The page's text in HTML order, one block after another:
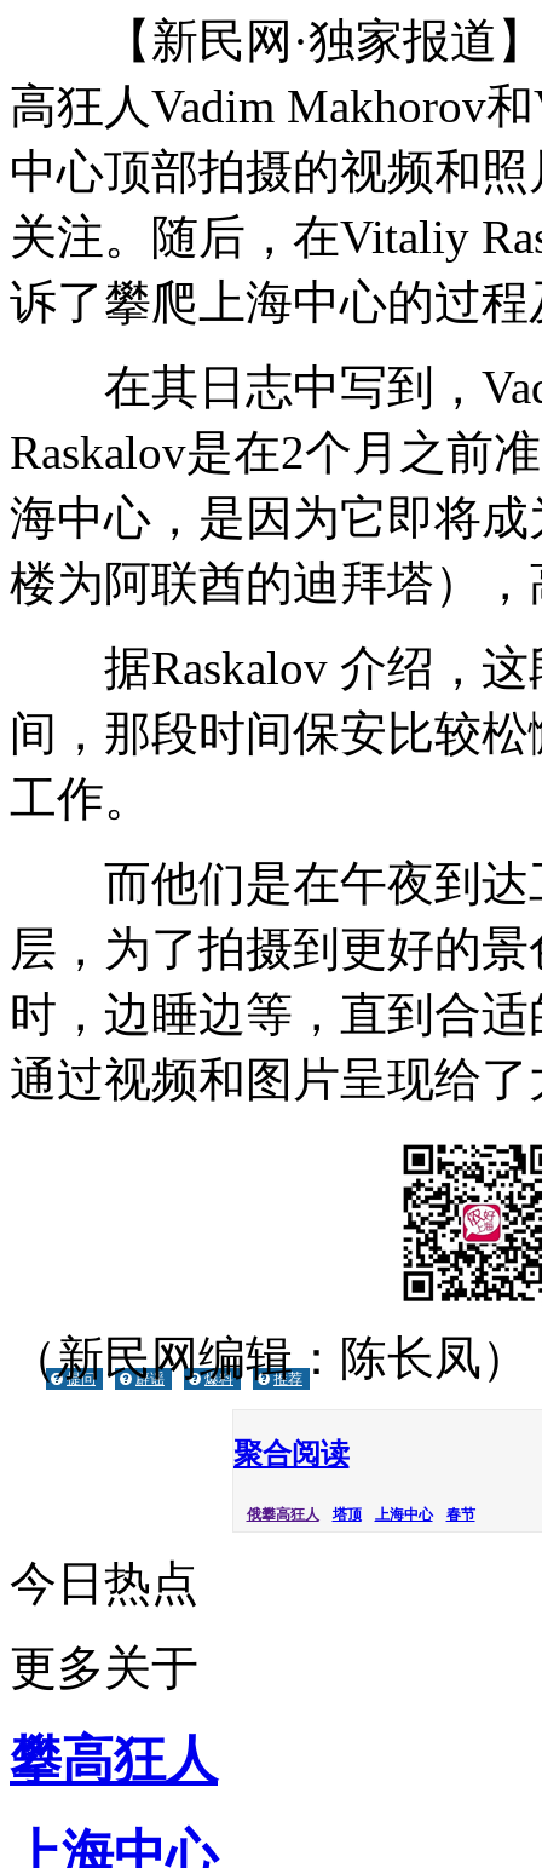
【新民网·独家报道】
高狂人Vadim Makhorov
中心顶部拍摄的视频和
关注。随后，在Vitaliy
诉了攀爬上海中心的过
在其日志中写到，
Raskalov是在2个月之前
海中心，是因为它即将
楼为阿联酋的迪拜塔）
据Raskalov 介绍，这
间，那段时间保安比较
工作。
而他们是在午夜到达
层，为了拍摄到更好的
时，边睡边等，直到合
通过视频和图片呈现给
（新民网编辑：陈长凤）
提问 辟谣 爆料 推荐
聚合阅读
俄攀高狂人 塔顶 上海中心 春节
今日热点
更多关于
攀高狂人
上海中心